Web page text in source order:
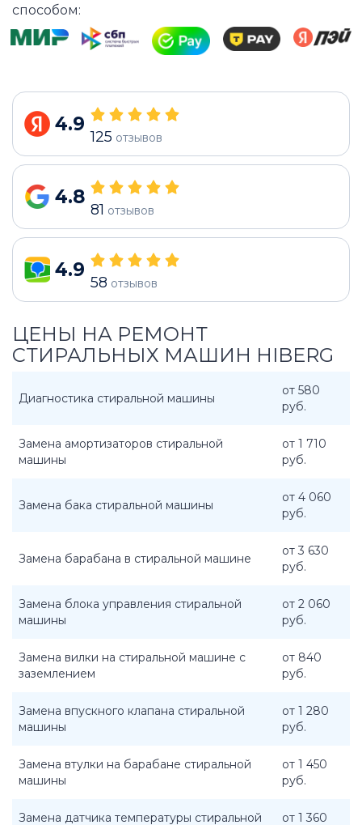
способом:
4.9
125 отзывов
4.8
81 отзывов
4.9
58 отзывов
ЦЕНЫ НА РЕМОНТ
СТИРАЛЬНЫХ МАШИН HIBERG
Диагностика стиральной машины
от 580
руб.
Замена амортизаторов стиральной
машины
от 1 710
руб.
Замена бака стиральной машины
от 4 060
руб.
Замена барабана в стиральной машине
от 3 630
руб.
Замена блока управления стиральной
машины
от 2 060
руб.
Замена вилки на стиральной машине с
заземлением
от 840
руб.
Замена впускного клапана стиральной
машины
от 1 280
руб.
Замена втулки на барабане стиральной
машины
от 1 450
руб.
Замена датчика температуры стиральной от 1 360